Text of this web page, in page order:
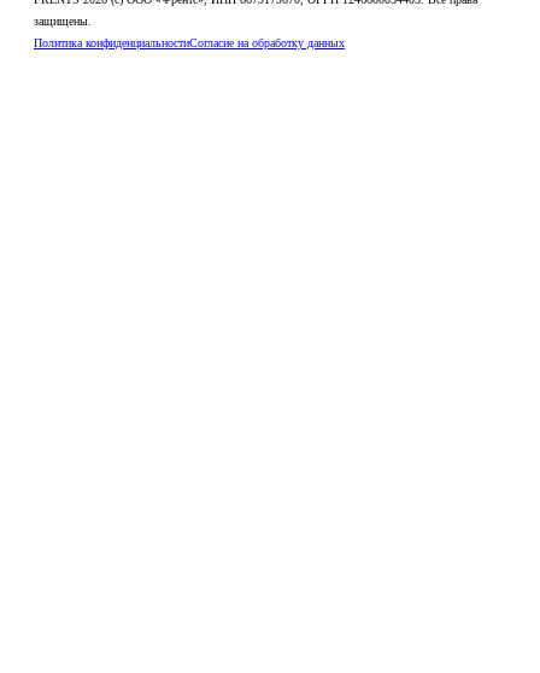
защищены.
Политика конфиденциальностиСогласие на обработку данных